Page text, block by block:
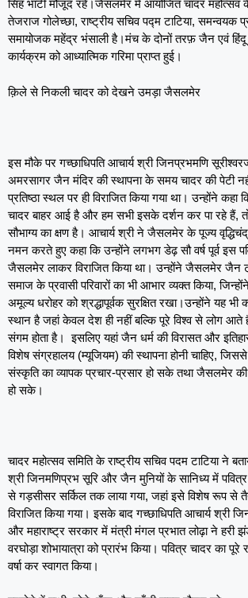
सिंह भाटी मौजूद रहे।जैसलमेर में आयोजित चादर महोत्सव
तेजराज गोलेच्छा, राष्ट्रीय सचिव पद्म टाटिया, समन्वयक
समायोजक महेंद्र भंसाली है।मंच के दोनों तरफ़ जैन एवं
कार्यक्रम को आध्यात्मिक गरिमा प्राप्त हुई।
क़िले से निकली चादर को देखने उमड़ा जैसलमेर
इस मौके पर गच्छाधिपति आचार्य श्री जिनप्रभमणि
अमरसागर जैन मंदिर की स्थापना के समय चादर की पेटी
प्रतिष्ठा स्थल पर ही विराजित किया गया था। उन्होंने
चादर बाहर आई है और हम सभी इसके दर्शन कर पा रहे हैं,
सौभाग्य का क्षण है। आचार्य श्री ने जैसलमेर के पूज्य
नमन करते हुए कहा कि उन्होंने लगभग डेढ़ सौ वर्ष पूर्व इस
जैसलमेर लाकर विराजित किया था। उन्होंने जैसलमेर
समाज के प्रवासी परिवारों का भी आभार व्यक्त किया,
अमूल्य धरोहर को श्रद्धापूर्वक सुरक्षित रखा।उन्होंने यह
स्थान है जहां केवल देश ही नहीं बल्कि पूरे विश्व से लोग आते
संगम होता है। इसलिए यहां जैन धर्म की विरासत और
विशेष संग्रहालय (म्यूजियम) की स्थापना होनी चाहिए,
संस्कृति का व्यापक प्रचार-प्रसार हो सके तथा जैसलमेर की
हो सके।
चादर महोत्सव समिति के राष्ट्रीय सचिव पदम टाटिया ने
श्री जिनमणिप्रभ सूरि और जैन मुनियों के सानिध्य में
से गड़सीसर सर्किल तक लाया गया, जहां इसे विशेष रूप से
विराजित किया गया। इसके बाद गच्छाधिपति आचार्य श्री
और महाराष्ट्र सरकार में मंत्री मंगल प्रभात लोढ़ा ने हरी
वरघोड़ा शोभायात्रा को प्रारंभ किया। पवित्र चादर का पूरे
वर्षा कर स्वागत किया।